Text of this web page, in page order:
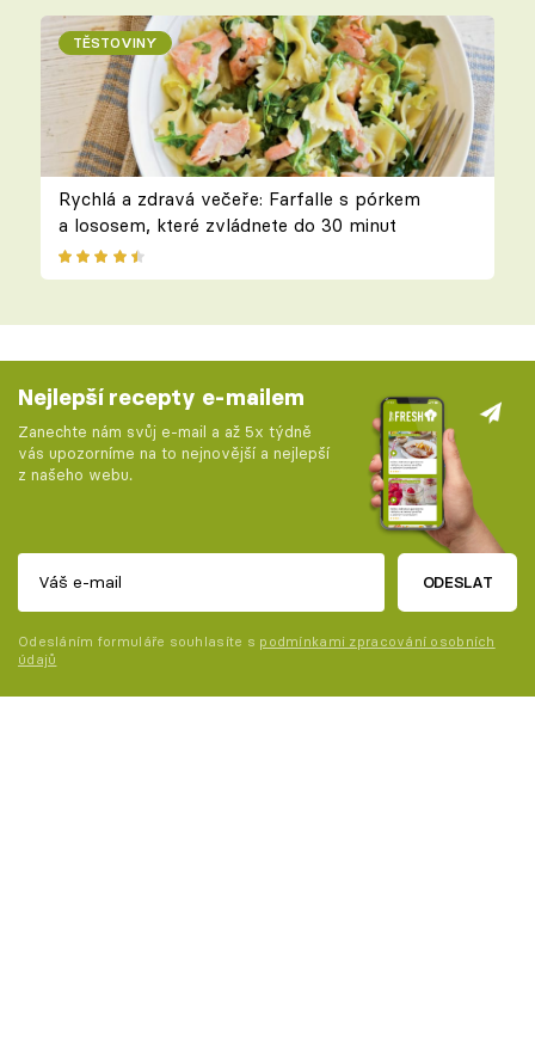
TĚSTOVINY
Rychlá a zdravá večeře: Farfalle s pórkem
a lososem, které zvládnete do 30 minut
Nejlepší recepty e-mailem
Zanechte nám svůj e-mail a až 5x týdně
vás upozorníme na to nejnovější a nejlepší
z našeho webu.
ODESLAT
Odesláním formuláře souhlasíte s podmínkami zpracování osobních
údajů